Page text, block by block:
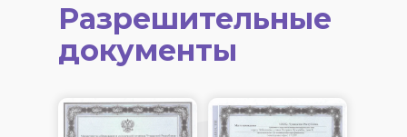
Разрешительные
документы